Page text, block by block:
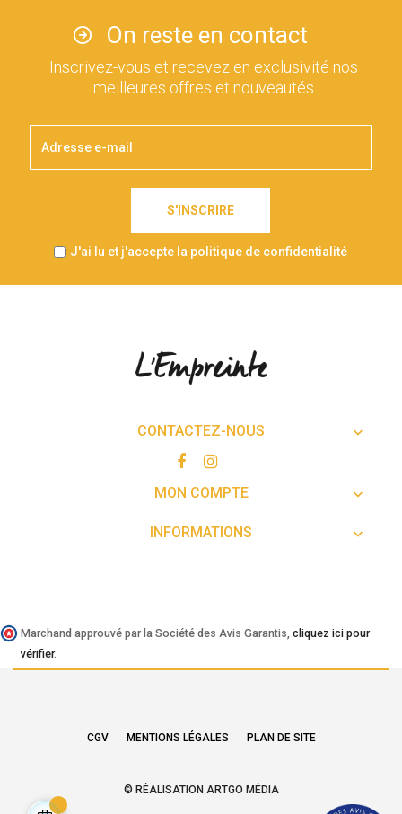
On reste en contact
Inscrivez-vous et recevez en exclusivité nos
meilleures offres et nouveautés
S'INSCRIRE
J'ai lu et j'accepte la politique de confidentialité
CONTACTEZ-NOUS 
MON COMPTE 
INFORMATIONS 
Marchand approuvé par la Société des Avis Garantis, cliquez ici pour
vérifier.
CGV MENTIONS LÉGALES PLAN DE SITE
© RÉALISATION ARTGO MÉDIA